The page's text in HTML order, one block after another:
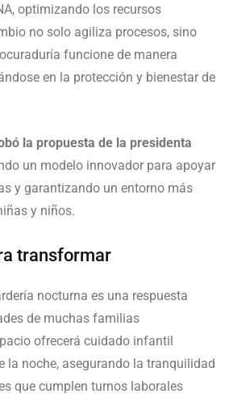
optimizando los recursos
no solo agiliza procesos, sino
funcione de manera
en la protección y bienestar de
la propuesta de la presidenta
un modelo innovador para apoyar
y garantizando un entorno más
y niños.
transformar
nocturna es una respuesta
de muchas familias
ofrecerá cuidado infantil
la noche, asegurando la tranquilidad
que cumplen turnos laborales